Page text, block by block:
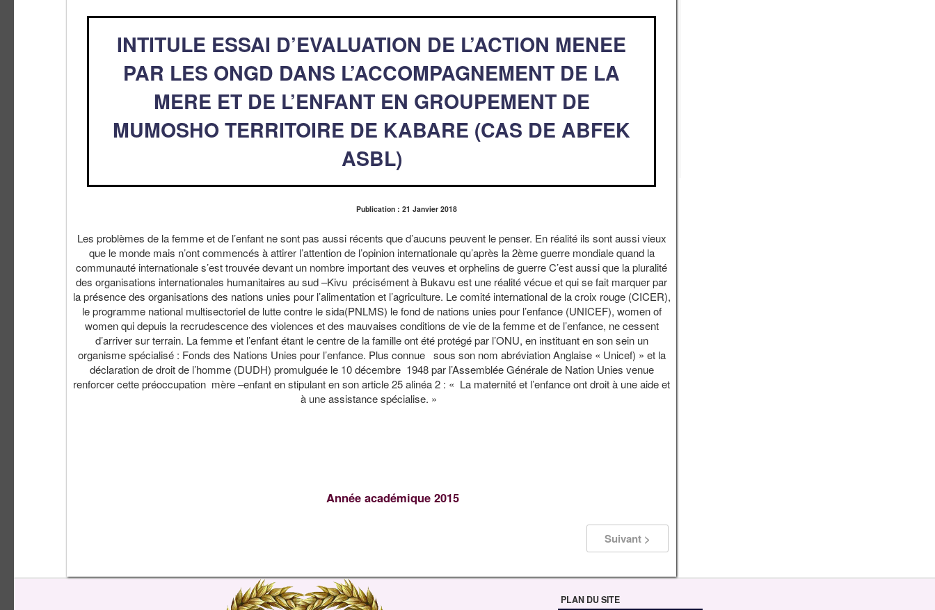
INTITULE ESSAI D’EVALUATION DE L’ACTION MENEE
PAR LES ONGD DANS L’ACCOMPAGNEMENT DE LA
MERE ET DE L’ENFANT EN GROUPEMENT DE
MUMOSHO TERRITOIRE DE KABARE (CAS DE ABFEK
ASBL)
Publication : 21 Janvier 2018
Les problèmes de la femme et de l’enfant ne sont pas aussi récents que d’aucuns peuvent le penser. En réalité ils sont aussi vieux
que le monde mais n’ont commencés à attirer l’attention de l’opinion internationale qu’après la 2ème guerre mondiale quand la
communauté internationale s’est trouvée devant un nombre important des veuves et orphelins de guerre C’est aussi que la pluralité
des organisations internationales humanitaires au sud –Kivu précisément à Bukavu est une réalité vécue et qui se fait marquer par
la présence des organisations des nations unies pour l’alimentation et l’agriculture. Le comité international de la croix rouge (CICER),
le programme national multisectoriel de lutte contre le sida(PNLMS) le fond de nations unies pour l’enfance (UNICEF), women of
women qui depuis la recrudescence des violences et des mauvaises conditions de vie de la femme et de l’enfance, ne cessent
d’arriver sur terrain. La femme et l’enfant étant le centre de la famille ont été protégé par l’ONU, en instituant en son sein un
organisme spécialisé : Fonds des Nations Unies pour l’enfance. Plus connue sous son nom abréviation Anglaise « Unicef) » et la
déclaration de droit de l’homme (DUDH) promulguée le 10 décembre 1948 par l’Assemblée Générale de Nation Unies venue
renforcer cette préoccupation mère –enfant en stipulant en son article 25 alinéa 2 : « La maternité et l’enfance ont droit à une aide et
à une assistance spécialise. »
Année académique 2015
Suivant >
PLAN DU SITE